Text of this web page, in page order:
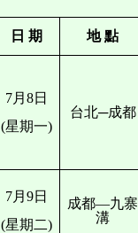
日 期 地點
7月8日
(星期一)
台北─成都
7月9日
(星期二)
成都—九寨
溝